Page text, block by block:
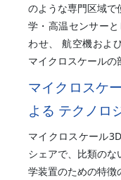
のような専門区域で
学・高温センサー
わせ、 航空機およ
マイクロスケールの
マイクロスケ
よる テクノロ
マイクロスケール
シェアで、比類の
学装置のための特徴